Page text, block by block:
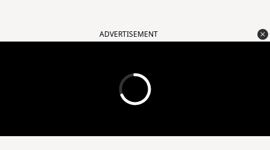
ADVERTISEMENT